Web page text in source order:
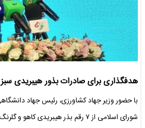
هدفگذاری برای صادرات بذور هیبریدی
با حضور وزیر جهاد کشاورزی، رئیس جهاد
شورای اسلامی از ۷ رقم بذر هیبریدی کاهو و گلرنگ…